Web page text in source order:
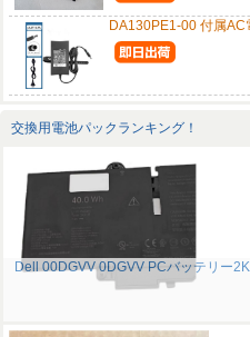
DA130PE1-00 付属AC
交換用電池パックランキング！
Dell 00DGVV 0DGVV PCバッテリー